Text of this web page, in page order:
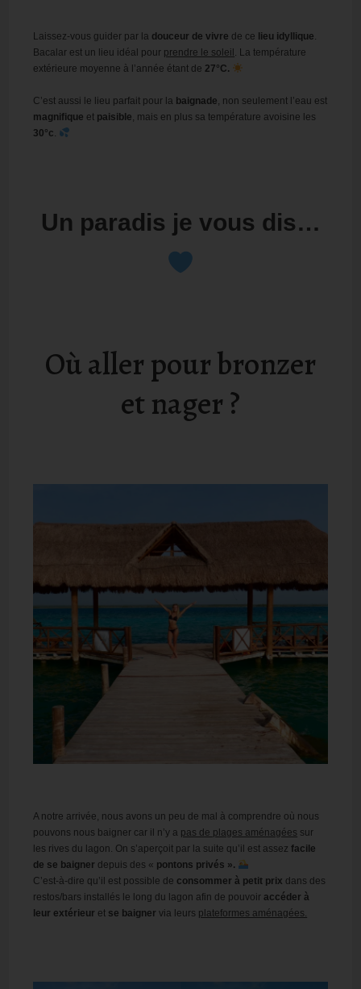
Laissez-vous guider par la douceur de vivre de ce lieu idyllique.
Bacalar est un lieu idéal pour prendre le soleil . La température
extérieure moyenne à l’année étant de 27°C.
C’est aussi le lieu parfait pour la baignade, non seulement l’eau est
magnifique et paisible, mais en plus sa température avoisine les
30°c.
Un paradis je vous dis…
Où aller pour bronzer
et nager ?
A notre arrivée, nous avons un peu de mal à comprendre où nous
pouvons nous baigner car il n’y a pas de plages aménagées sur
les rives du lagon. On s’aperçoit par la suite qu’il est assezfacile
de se baigner depuis des « pontons privés ».
C’est-à-dire qu’il est possible de consommer à petit prix dans des
restos/bars installés le long du lagon afin de pouvoir accéder à
leur extérieur et se baigner via leurs plateformes aménagées.